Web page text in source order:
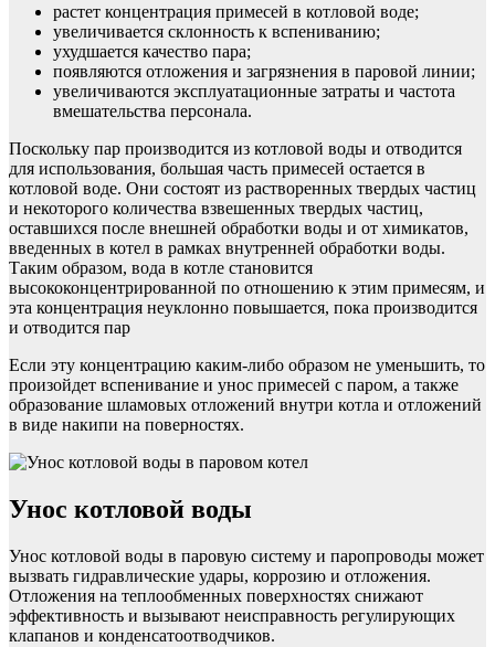
растет концентрация примесей в котловой воде;
увеличивается склонность к вспениванию;
ухудшается качество пара;
появляются отложения и загрязнения в паровой линии;
увеличиваются эксплуатационные затраты и частота
вмешательства персонала.
Поскольку пар производится из котловой воды и отводится
для использования, большая часть примесей остается в
котловой воде. Они состоят из растворенных твердых частиц
и некоторого количества взвешенных твердых частиц,
оставшихся после внешней обработки воды и от химикатов,
введенных в котел в рамках внутренней обработки воды.
Таким образом, вода в котле становится
высококонцентрированной по отношению к этим примесям, и
эта концентрация неуклонно повышается, пока производится
и отводится пар
Если эту концентрацию каким-либо образом не уменьшить, то
произойдет вспенивание и унос примесей с паром, а также
образование шламовых отложений внутри котла и отложений
в виде накипи на поверностях.
Унос котловой воды
Унос котловой воды в паровую систему и паропроводы может
вызвать гидравлические удары, коррозию и отложения.
Отложения на теплообменных поверхностях снижают
эффективность и вызывают неисправность регулирующих
клапанов и конденсатоотводчиков.